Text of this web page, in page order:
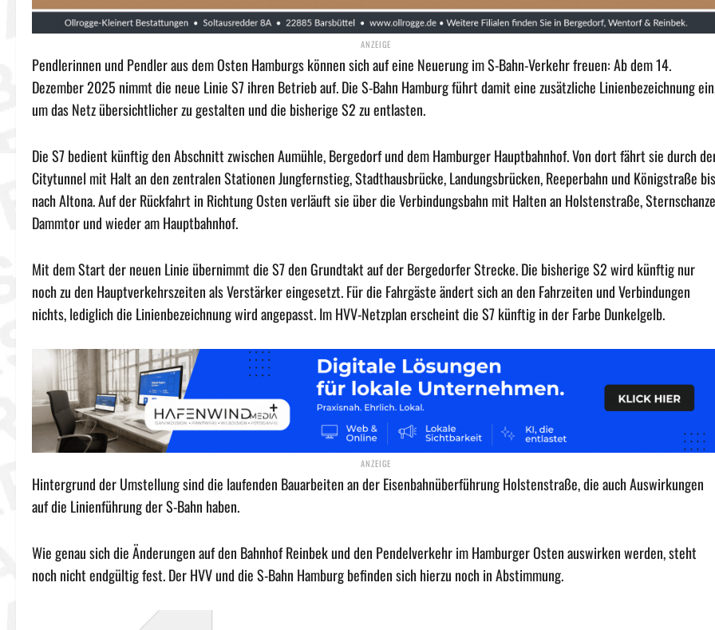
Pendlerinnen und Pendler aus dem Osten Hamburgs können sich auf eine Neuerung im S-Bahn-Verkehr freuen: Ab dem 14.
Dezember 2025 nimmt die neue Linie S7 ihren Betrieb auf. Die S-Bahn Hamburg führt damit eine zusätzliche Linienbezeichnung
um das Netz übersichtlicher zu gestalten und die bisherige S2 zu entlasten.
Die S7 bedient künftig den Abschnitt zwischen Aumühle, Bergedorf und dem Hamburger Hauptbahnhof. Von dort fährt sie durch
Citytunnel mit Halt an den zentralen Stationen Jungfernstieg, Stadthausbrücke, Landungsbrücken, Reeperbahn und Königstraße bis
nach Altona. Auf der Rückfahrt in Richtung Osten verläuft sie über die Verbindungsbahn mit Halten an Holstenstraße,
Dammtor und wieder am Hauptbahnhof.
Mit dem Start der neuen Linie übernimmt die S7 den Grundtakt auf der Bergedorfer Strecke. Die bisherige S2 wird künftig nur
noch zu den Hauptverkehrszeiten als Verstärker eingesetzt. Für die Fahrgäste ändert sich an den Fahrzeiten und Verbindungen
nichts, lediglich die Linienbezeichnung wird angepasst. Im HVV-Netzplan erscheint die S7 künftig in der Farbe Dunkelgelb.
Hintergrund der Umstellung sind die laufenden Bauarbeiten an der Eisenbahnüberführung Holstenstraße, die auch Auswirkungen
auf die Linienführung der S-Bahn haben.
Wie genau sich die Änderungen auf den Bahnhof Reinbek und den Pendelverkehr im Hamburger Osten auswirken werden, steht
noch nicht endgültig fest. Der HVV und die S-Bahn Hamburg befinden sich hierzu noch in Abstimmung.